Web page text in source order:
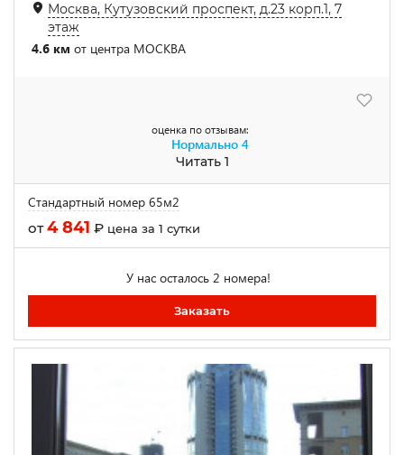
Москва, Кутузовский проспект, д.23 корп.1, 7
этаж
4.6 км от центра МОСКВА
оценка по отзывам:
Нормально 4
Читать 1
Стандартный номер 65м2
от4 841 ₽ цена за 1 сутки
У нас осталось 2 номера!
Заказать